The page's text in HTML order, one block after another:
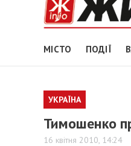
МІСТО ПОДІЇ
УКРАЇНА
Тимошенко
16 квітня 2010, 14:24